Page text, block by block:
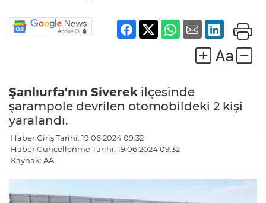
Şanlıurfa'nın Siverek ilçesinde
şarampole devrilen otomobildeki 2 kişi
yaralandı.
Haber Giriş Tarihi: 19.06.2024 09:32
Haber Güncellenme Tarihi: 19.06.2024 09:32
Kaynak: AA